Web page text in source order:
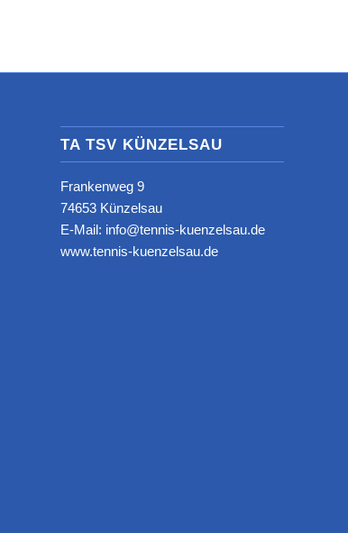
TA TSV KÜNZELSAU
Frankenweg 9
74653 Künzelsau
E-Mail: info@tennis-kuenzelsau.de
www.tennis-kuenzelsau.de